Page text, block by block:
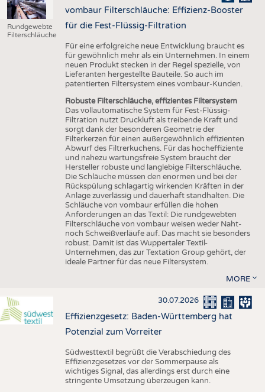
Rundgewebte
Filterschläuche
vombaur Filterschläuche: Effizienz-Booster
für die Fest-Flüssig-Filtration
Für eine erfolgreiche neue Entwicklung braucht es
für gewöhnlich mehr als ein Unternehmen. In einem
neuen Produkt stecken in der Regel spezielle, von
Lieferanten hergestellte Bauteile. So auch im
patentierten Filtersystem eines vombaur-Kunden.
Robuste Filterschläuche, effizientes Filtersystem
Das vollautomatische System für Fest-Flüssig-
Filtration nutzt Druckluft als treibende Kraft und
sorgt dank der besonderen Geometrie der
Filterkerzen für einen außergewöhnlich effizienten
Abwurf des Filtrerkuchens. Für das hocheffiziente
und nahezu wartungsfreie System braucht der
Hersteller robuste und langlebige Filterschläuche.
Die Schläuche müssen den enormen und bei der
Rückspülung schlagartig wirkenden Kräften in der
Anlage zuverlässig und dauerhaft standhalten. Die
Schläuche von vombaur erfüllen die hohen
Anforderungen an das Textil: Die rundgewebten
Filterschläuche von vombaur weisen weder Naht-
noch Schweißverläufe auf. Das macht sie besonders
robust. Damit ist das Wuppertaler Textil-
Unternehmen, das zur Textation Group gehört, der
ideale Partner für das neue Filtersystem.
MORE
30.07.2026
Effizienzgesetz: Baden-Württemberg hat
Potenzial zum Vorreiter
Südwesttextil begrüßt die Verabschiedung des
Effizienzgesetzes vor der Sommerpause als
wichtiges Signal, das allerdings erst durch eine
stringente Umsetzung überzeugen kann.